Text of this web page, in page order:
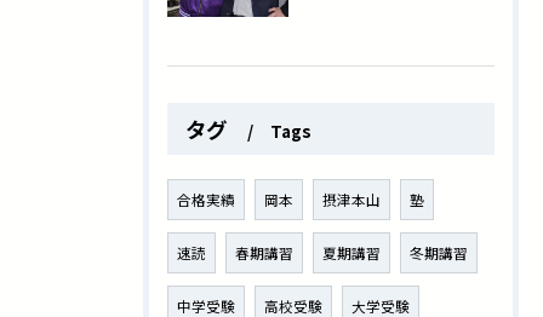
タグ Tags
合格実績 岡本 摂津本山 塾
速読 春期講習 夏期講習 冬期講習
中学受験 高校受験 大学受験